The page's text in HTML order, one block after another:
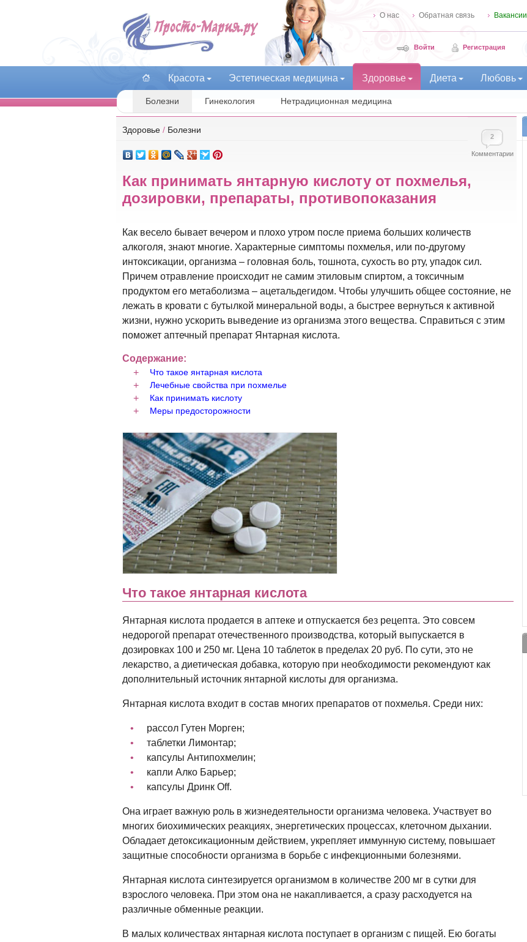
О нас Обратная связь Вакансии
Войти Регистрация
Красота Эстетическая медицина Здоровье Диета Любовь
Болезни Гинекология Нетрадиционная медицина
Здоровье / Болезни
2
Комментарии
Как принимать янтарную кислоту от похмелья,
дозировки, препараты, противопоказания
Как весело бывает вечером и плохо утром после приема больших количеств
алкоголя, знают многие. Характерные симптомы похмелья, или по-другому
интоксикации, организма – головная боль, тошнота, сухость во рту, упадок сил.
Причем отравление происходит не самим этиловым спиртом, а токсичным
продуктом его метаболизма – ацетальдегидом. Чтобы улучшить общее состояние, не
лежать в кровати с бутылкой минеральной воды, а быстрее вернуться к активной
жизни, нужно ускорить выведение из организма этого вещества. Справиться с этим
поможет аптечный препарат Янтарная кислота.
Содержание:
Что такое янтарная кислота
Лечебные свойства при похмелье
Как принимать кислоту
Меры предосторожности
Что такое янтарная кислота
Янтарная кислота продается в аптеке и отпускается без рецепта. Это совсем
недорогой препарат отечественного производства, который выпускается в
дозировках 100 и 250 мг. Цена 10 таблеток в пределах 20 руб. По сути, это не
лекарство, а диетическая добавка, которую при необходимости рекомендуют как
дополнительный источник янтарной кислоты для организма.
Янтарная кислота входит в состав многих препаратов от похмелья. Среди них:
рассол Гутен Морген;
таблетки Лимонтар;
капсулы Антипохмелин;
капли Алко Барьер;
капсулы Дринк Off.
Она играет важную роль в жизнедеятельности организма человека. Участвует во
многих биохимических реакциях, энергетических процессах, клеточном дыхании.
Обладает детоксикационным действием, укрепляет иммунную систему, повышает
защитные способности организма в борьбе с инфекционными болезнями.
Янтарная кислота синтезируется организмом в количестве 200 мг в сутки для
взрослого человека. При этом она не накапливается, а сразу расходуется на
различные обменные реакции.
В малых количествах янтарная кислота поступает в организм с пищей. Ею богаты